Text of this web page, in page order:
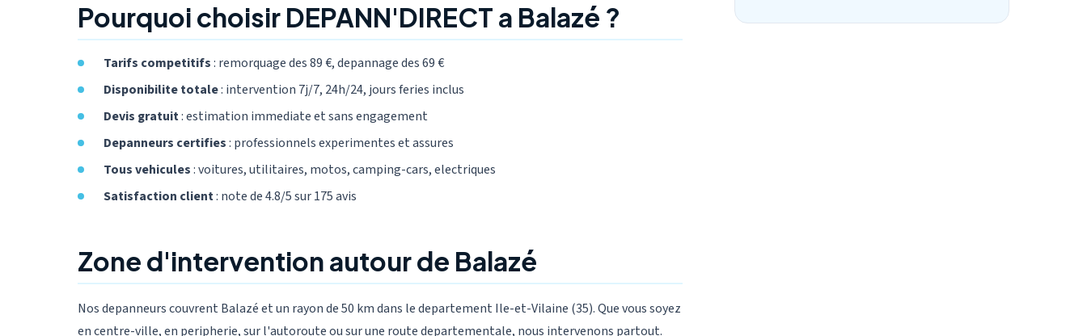
Pourquoi choisir DEPANN'DIRECT a Balazé ?
Tarifs competitifs: remorquage des 89 €, depannage des 69 €
Disponibilite totale: intervention 7j/7, 24h/24, jours feries inclus
Devis gratuit: estimation immediate et sans engagement
Depanneurs certifies: professionnels experimentes et assures
Tous vehicules: voitures, utilitaires, motos, camping-cars, electriques
Satisfaction client: note de 4.8/5 sur 175 avis
Zone d'intervention autour de Balazé
Nos depanneurs couvrent Balazé et un rayon de 50 km dans le departement Ile-et-Vilaine (35). Que vous soyez
en centre-ville, en peripherie, sur l'autoroute ou sur une route departementale, nous intervenons partout.